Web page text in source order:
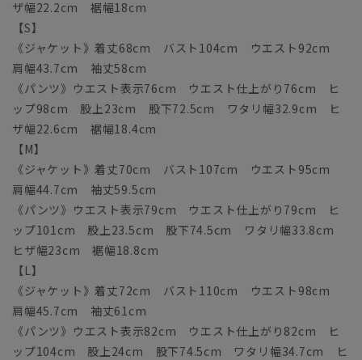
ザ幅22.2cm 裾幅18cm
【S】
《ジャケット》着丈68cm バスト104cm ウエスト92cm
肩幅43.7cm 袖丈58cm
《パンツ》ウエスト表示76cm ウエスト仕上がり76cm ヒ
ップ98cm 股上23cm 股下72.5cm ワタリ幅32.9cm ヒ
ザ幅22.6cm 裾幅18.4cm
【M】
《ジャケット》着丈70cm バスト107cm ウエスト95cm
肩幅44.7cm 袖丈59.5cm
《パンツ》ウエスト表示79cm ウエスト仕上がり79cm ヒ
ップ101cm 股上23.5cm 股下74.5cm ワタリ幅33.8cm
ヒザ幅23cm 裾幅18.8cm
【L】
《ジャケット》着丈72cm バスト110cm ウエスト98cm
肩幅45.7cm 袖丈61cm
《パンツ》ウエスト表示82cm ウエスト仕上がり82cm ヒ
ップ104cm 股上24cm 股下74.5cm ワタリ幅34.7cm ヒ